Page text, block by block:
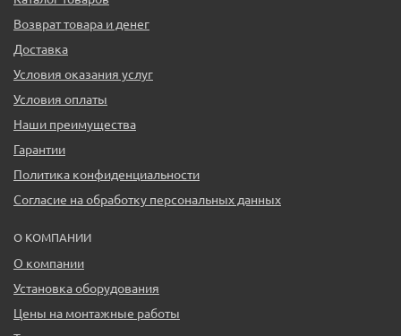
Возврат товара и денег
Доставка
Условия оказания услуг
Условия оплаты
Наши преимущества
Гарантии
Политика конфиденциальности
Согласие на обработку персональных данных
О КОМПАНИИ
О компании
Установка оборудования
Цены на монтажные работы